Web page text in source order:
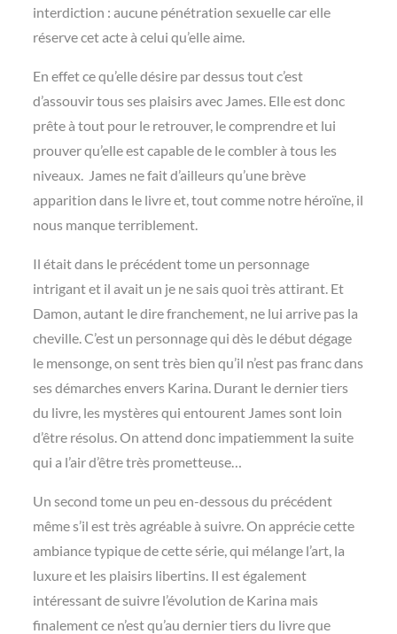
interdiction : aucune pénétration sexuelle car elle
réserve cet acte à celui qu’elle aime.
En effet ce qu’elle désire par dessus tout c’est
d’assouvir tous ses plaisirs avec James. Elle est donc
prête à tout pour le retrouver, le comprendre et lui
prouver qu’elle est capable de le combler à tous les
niveaux. James ne fait d’ailleurs qu’une brève
apparition dans le livre et, tout comme notre héroïne, il
nous manque terriblement.
Il était dans le précédent tome un personnage
intrigant et il avait un je ne sais quoi très attirant. Et
Damon, autant le dire franchement, ne lui arrive pas la
cheville. C’est un personnage qui dès le début dégage
le mensonge, on sent très bien qu’il n’est pas franc dans
ses démarches envers Karina. Durant le dernier tiers
du livre, les mystères qui entourent James sont loin
d’être résolus. On attend donc impatiemment la suite
qui a l’air d’être très prometteuse…
Un second tome un peu en-dessous du précédent
même s’il est très agréable à suivre. On apprécie cette
ambiance typique de cette série, qui mélange l’art, la
luxure et les plaisirs libertins. Il est également
intéressant de suivre l’évolution de Karina mais
finalement ce n’est qu’au dernier tiers du livre que